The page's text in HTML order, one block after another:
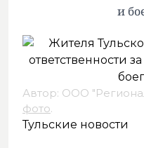
и
Автор: ООО
фото.
Тульские новости